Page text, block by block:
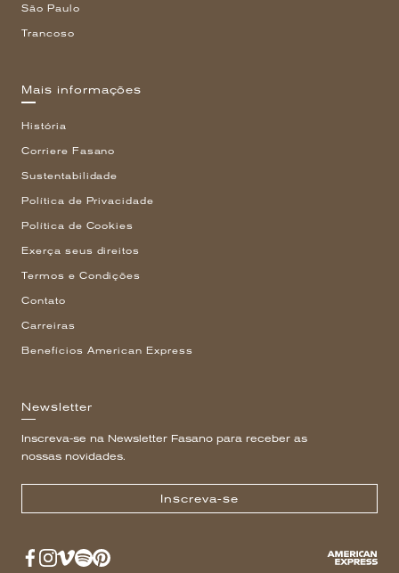
São Paulo
Trancoso
Mais informações
História
Corriere Fasano
Sustentabilidade
Política de Privacidade
Política de Cookies
Exerça seus direitos
Termos e Condições
Contato
Carreiras
Benefícios American Express
Newsletter
Inscreva-se na Newsletter Fasano para receber as
nossas novidades.
Inscreva-se